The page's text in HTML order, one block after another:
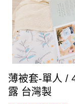
薄被套-單人 /
露 台灣製